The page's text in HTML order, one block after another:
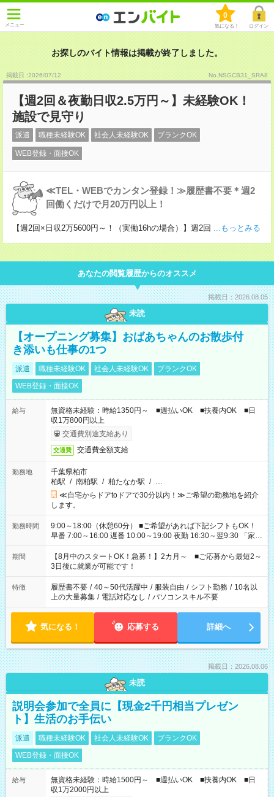
メニュー
0
気になる！ ログイン
お探しのバイト情報は掲載が終了しました。
掲載日 :2026/07/12 No.NSGCB31_SRA8
【週2回＆夜勤日収2.5万円～】未経験OK！
施設で見守り
派遣 職種未経験OK 社会人未経験OK ブランクOK
WEB登録・面接OK
≪TEL・WEBでカンタン登録！≫履歴書不要＊週2
回働くだけで月20万円以上！
【週2回×日収2万5600円～！（実働16hの場合）】週2回 ...もっとみる
あなたの閲覧履歴からのオススメ
掲載日：2026.08.05
未読
【オープニング募集】おばあちゃんのお散歩付
き添いも仕事の1つ
派遣 職種未経験OK 社会人未経験OK
ブランクOK
WEB登録・面接OK
給与
無資格未経験：時給1350円～ ■週払いOK ■扶養内OK ■日
収1万800円以上
交通費別途支給あり
交通費 交通費全額支給
勤務地
千葉県柏市
柏駅 / 南柏駅 / 柏たなか駅 / …
≪自宅からドアtoドアで30分以内！≫ご希望の勤務地を紹介
します。
勤務時間
9:00～18:00（休憩60分） ■ご希望があれば下記シフトもOK！
早番 7:00～16:00 遅番 10:00～19:00 夜勤 16:30～翌9:30 「家族
と休みを合わせたい」 「余裕を持って夕飯の準備がしたい」
「できれば残業はしたくない」 など、ご希望を教えてください
ね。 ※Wワーク希望の方へ 今ご覧のお仕事で希望する勤務時間
と、もう1つのお仕事の勤務時間。 合計で週40時間を超える場
合は応募できません。
期間
【8月中のスタートOK！急募！】2カ月～ ■ご応募から最短2～
3日後に就業が可能です！
特徴 履歴書不要 / 40～50代活躍中 / 服装自由 / シフト勤務 / 10名以
上の大量募集 / 電話対応なし / パソコンスキル不要
気になる！ 応募する 詳細へ
掲載日：2026.08.06
未読
説明会参加で全員に【現金2千円相当プレゼン
ト】生活のお手伝い
派遣 職種未経験OK 社会人未経験OK
ブランクOK
WEB登録・面接OK
給与
無資格未経験：時給1500円～ ■週払いOK ■扶養内OK ■日
収1万2000円以上